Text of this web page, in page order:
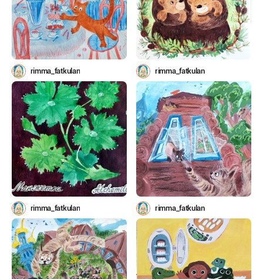
rimma_fatkulan rimma_fatkulan
rimma_fatkulan rimma_fatkulan